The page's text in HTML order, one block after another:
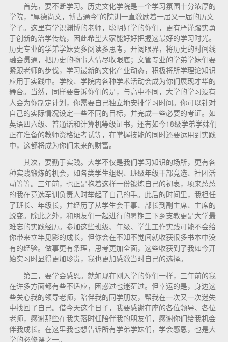
首先，要不断学习。历史文化学院是一个学习氛围十分浓厚的
学院，“厚德尚文，博古通今”的院训一直激励着一届又一届的历文
学子。这里有学识渊博的老师，聪明好学的你们，更有严谨踏实勇
于创新的治学传统，因此希望大家能好好把握这最好的学习时光。
历史专业的学弟学妹要多阅读多思考，开阔眼界，将历史的时间线
融会贯通，把历史的物事人情尽收眼底；文管专业的学弟学妹们要
紧跟老师的步伐，学习最新的文化产业动态，积极将所学理论知识
应用于实践中。学校、学院内各种学术活动会成为你们展现才华的
舞台。当然，同样要告诉你们的是，与高中不同，大学的学习没有
人会为你制定计划，你需要自己独立地安排学习时间。你可以针对
自己的实际情况设定一些不同的目标，并完成一些必要的考证。如
英语四六级、普通话和计算机等级证书，还有如今18级学弟学妹们
正在准备的教师资格证考试等，在掌握技能的同时还要运用到实践
中，这都将成为你们未来的财富。
其次，要勤于实践。大学不仅是我们学习知识的场所，更有各
种实践锻炼的机会，如各类学生组织、班级年级干部竞选、社团活
动等等。三年前，也正是抱着这样一份锻炼自己的初衷，项来怂怂
的我在竞选军训负责人时举起了自己的手。此后的时间里，我担任
了班长、年级长，并经历了从学生会干事、部长到副主席、主席的
蜕变。除此之外，和朋友们一起进行的暑期三下乡支教更是大学最
难忘的实践经历。参加这些班级、年级、学生工作实践可能不会给
你带来立竿见影的成长，但你会在不知不觉间就收获很多书本中没
有的经验。做事更有条理，思考更加全面，这些收获到了我如今开
始实习时显得更加珍贵，我也更加感激当时自己的选择。
第三，要学会感恩。就如现在刚入学的你们一样，三年前的我
在许多方面都有些不适应，困惑过也迷茫过。但幸运的是，身边这
些关心我的领导老师，陪伴我的同学朋友，帮我在一次又一次迷失
中找回了自己。借今天这个日子，我要感谢在座的各位领导、各位
老师，感谢那些在我失落时任陪伴我的朋友们，感谢你们给我机会
伴我成长。在这里我也想告诉所有学弟学妹们，学会感恩，也是大
学的必修课之一。